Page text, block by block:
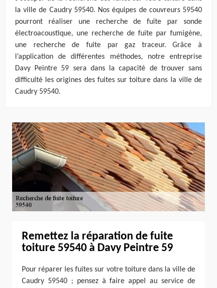
la ville de Caudry 59540. Nos équipes de couvreurs 59540
pourront réaliser une recherche de fuite par sonde
électroacoustique, une recherche de fuite par fumigène,
une recherche de fuite par gaz traceur. Grâce à
l’application de différentes méthodes, notre entreprise
Davy Peintre 59 sera dans la capacité de trouver sans
difficulté les origines des fuites sur toiture dans la ville de
Caudry 59540.
Remettez la réparation de fuite
toiture 59540 à Davy Peintre 59
Pour réparer les fuites sur votre toiture dans la ville de
Caudry 59540 ; pensez à faire appel au service de